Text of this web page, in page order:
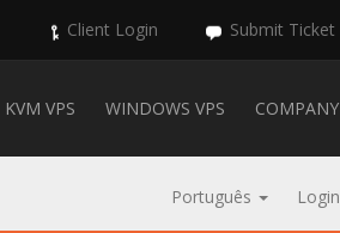
Client Login Submit Ticket
KVM VPS WINDOWS VPS COMPANY
Português Login